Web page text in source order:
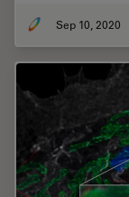
Sep 10, 2020